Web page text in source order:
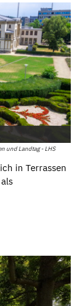
und Landtag - LHS
in Terrassen